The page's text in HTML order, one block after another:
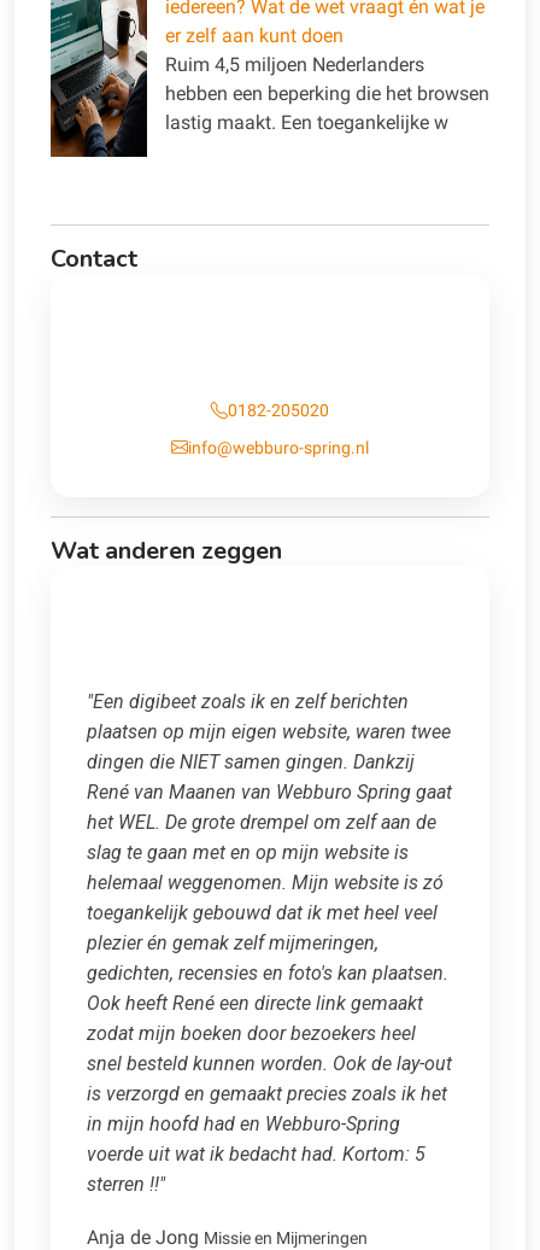
iedereen? Wat de wet vraagt én wat je
er zelf aan kunt doen
Ruim 4,5 miljoen Nederlanders
hebben een beperking die het browsen
lastig maakt. Een toegankelijke w
Contact
0182-205020
info@webburo-spring.nl
Wat anderen zeggen
"Een digibeet zoals ik en zelf berichten
plaatsen op mijn eigen website, waren twee
dingen die NIET samen gingen. Dankzij
René van Maanen van Webburo Spring gaat
het WEL. De grote drempel om zelf aan de
slag te gaan met en op mijn website is
helemaal weggenomen. Mijn website is zó
toegankelijk gebouwd dat ik met heel veel
plezier én gemak zelf mijmeringen,
gedichten, recensies en foto's kan plaatsen.
Ook heeft René een directe link gemaakt
zodat mijn boeken door bezoekers heel
snel besteld kunnen worden. Ook de lay-out
is verzorgd en gemaakt precies zoals ik het
in mijn hoofd had en Webburo-Spring
voerde uit wat ik bedacht had. Kortom: 5
sterren !!"
Anja de Jong Missie en Mijmeringen